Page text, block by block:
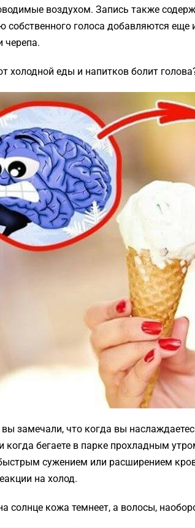
воздухом. Запись также
собственного голоса добавляются еще
черепа.
холодной еды и напитков болит
замечали, что когда вы
когда бегаете в парке прохладным
сужением или расширением
на холод.
солнце кожа темнеет, а волосы,